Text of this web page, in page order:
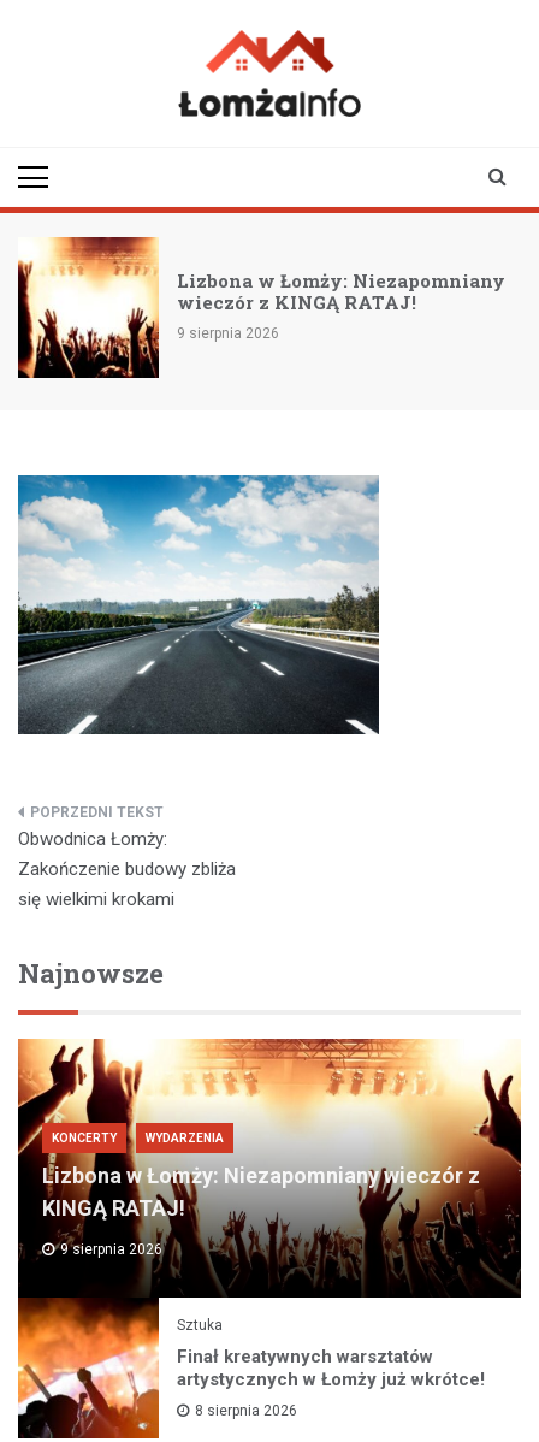
Lizbona w Łomży: Niezapomniany
wieczór z KINGĄ RATAJ!
9 sierpnia 2026
Nawigacja
wpisu
Obwodnica Łomży:
Zakończenie budowy zbliża
się wielkimi krokami
Najnowsze
KONCERTY WYDARZENIA
Lizbona w Łomży: Niezapomniany wieczór z
KINGĄ RATAJ!
9 sierpnia 2026
Sztuka
Finał kreatywnych warsztatów
artystycznych w Łomży już wkrótce!
8 sierpnia 2026